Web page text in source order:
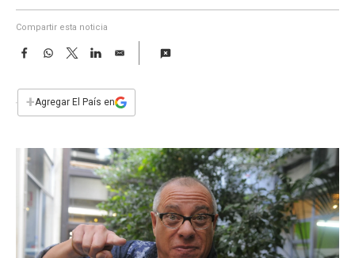
Compartir esta noticia
F
e
b
k
W
s
p
T
w
t
L
n
E
i
l
+Agregar El País en